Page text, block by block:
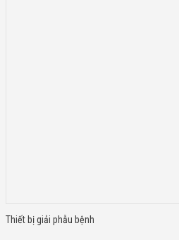
Thiết bị giải phẫu bệnh